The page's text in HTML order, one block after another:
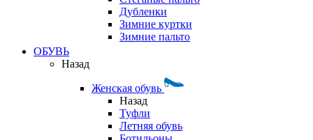
Дубленки
Зимние куртки
Зимние пальто
ОБУВЬ
Назад
Женская обувь
Назад
Туфли
Летняя обувь